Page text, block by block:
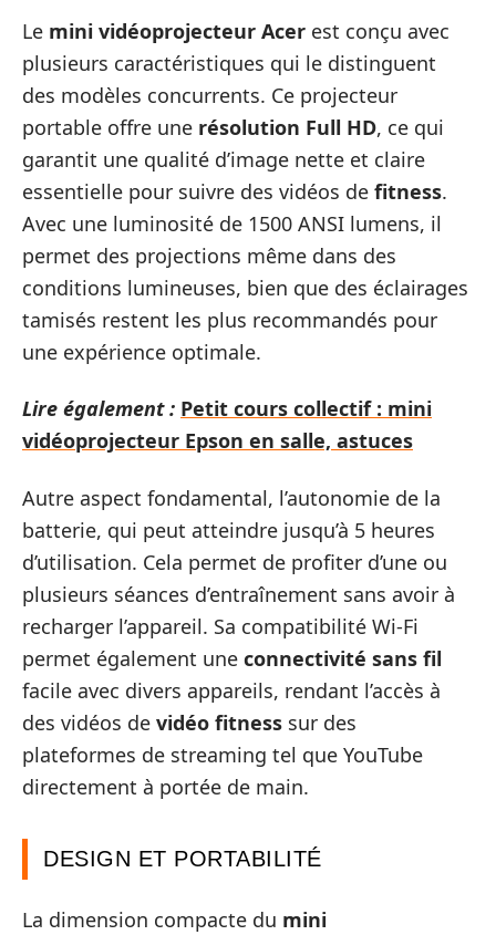
Le mini vidéoprojecteur Acer est conçu avec
plusieurs caractéristiques qui le distinguent
des modèles concurrents. Ce projecteur
portable offre une résolution Full HD, ce qui
garantit une qualité d’image nette et claire
essentielle pour suivre des vidéos de fitness.
Avec une luminosité de 1500 ANSI lumens, il
permet des projections même dans des
conditions lumineuses, bien que des éclairages
tamisés restent les plus recommandés pour
une expérience optimale.
Lire également : Petit cours collectif : mini
vidéoprojecteur Epson en salle, astuces
Autre aspect fondamental, l’autonomie de la
batterie, qui peut atteindre jusqu’à 5 heures
d’utilisation. Cela permet de profiter d’une ou
plusieurs séances d’entraînement sans avoir à
recharger l’appareil. Sa compatibilité Wi-Fi
permet également une connectivité sans fil
facile avec divers appareils, rendant l’accès à
des vidéos de vidéo fitness sur des
plateformes de streaming tel que YouTube
directement à portée de main.
DESIGN ET PORTABILITÉ
La dimension compacte du mini